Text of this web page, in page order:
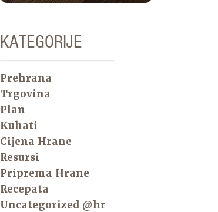
KATEGORIJE
Prehrana
Trgovina
Plan
Kuhati
Cijena Hrane
Resursi
Priprema Hrane
Recepata
Uncategorized @hr